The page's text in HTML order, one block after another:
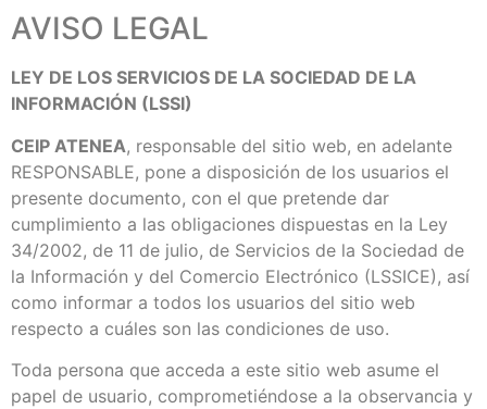
AVISO LEGAL
LEY DE LOS SERVICIOS DE LA SOCIEDAD DE LA
INFORMACIÓN (LSSI)
CEIP ATENEA, responsable del sitio web, en adelante
RESPONSABLE, pone a disposición de los usuarios el
presente documento, con el que pretende dar
cumplimiento a las obligaciones dispuestas en la Ley
34/2002, de 11 de julio, de Servicios de la Sociedad de
la Información y del Comercio Electrónico (LSSICE), así
como informar a todos los usuarios del sitio web
respecto a cuáles son las condiciones de uso.
Toda persona que acceda a este sitio web asume el
papel de usuario, comprometiéndose a la observancia y